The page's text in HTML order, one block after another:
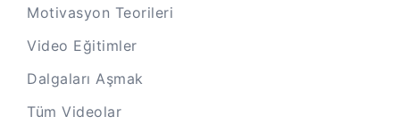
Motivasyon Teorileri
Video Eğitimler
Dalgaları Aşmak
Tüm Videolar